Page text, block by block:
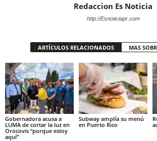
Redaccion Es Noticia
http://Esnoticiapr.com
ARTÍCULOS RELACIONADOS MAS
Gobernadora acusa a
LUMA de cortar la luz en
Orocovis “porque estoy
aquí”
Subway amplía su menú
en Puerto Rico